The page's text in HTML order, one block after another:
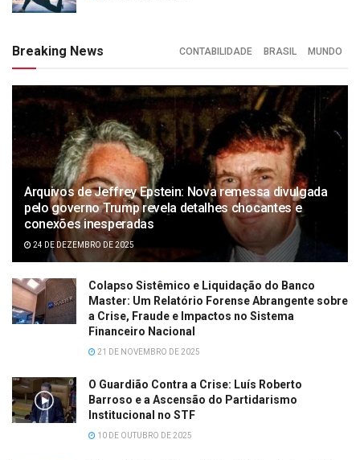
Breaking News CONTABILIDADE BRASIL MUNDO
Arquivos de Jeffrey Epstein: Nova remessa divulgada
pelo governo Trump revela detalhes chocantes e
conexões inesperadas
24 DE DEZEMBRO DE 2025
Colapso Sistêmico e Liquidação do Banco
Master: Um Relatório Forense Abrangente sobre
a Crise, Fraude e Impactos no Sistema
Financeiro Nacional
21 DE NOVEMBRO DE 2025
O Guardião Contra a Crise: Luís Roberto
Barroso e a Ascensão do Partidarismo
Institucional no STF
10 DE OUTUBRO DE 2025